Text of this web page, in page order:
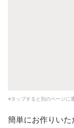
※タップすると別のページに
簡単にお作りい